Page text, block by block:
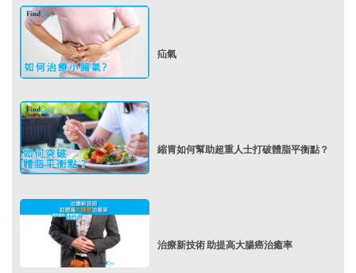
疝氣
縮胃如何幫助超重人士打破體脂平衡點？
治療新技術 助提高大腸癌治癒率